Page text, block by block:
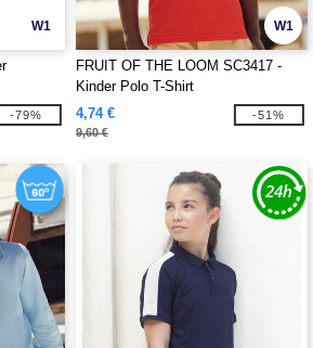
W1
-79%
W1
FRUIT OF THE LOOM SC3417 -
Kinder Polo T-Shirt
4,74 €
9,60 €
-51%